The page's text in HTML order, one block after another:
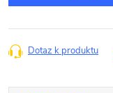
Dotaz k produktu